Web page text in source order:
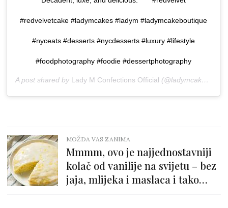
#redvelvetcake #ladymcakes #ladym #ladymcakeboutique
#nyceats #desserts #nycdesserts #luxury #lifestyle
#foodphotography #foodie #dessertphotography
A post shared by Lady M Confections Official (@ladymcakes) on
MOŽDA VAS ZANIMA
Mmmm, ovo je najjednostavniji
kolač od vanilije na svijetu – bez
jaja, mlijeka i maslaca i tako